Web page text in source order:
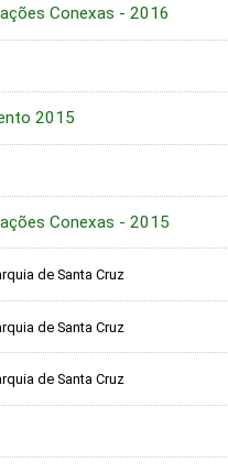
Conexas - 2016
2015
Conexas - 2015
de Santa Cruz
de Santa Cruz
de Santa Cruz